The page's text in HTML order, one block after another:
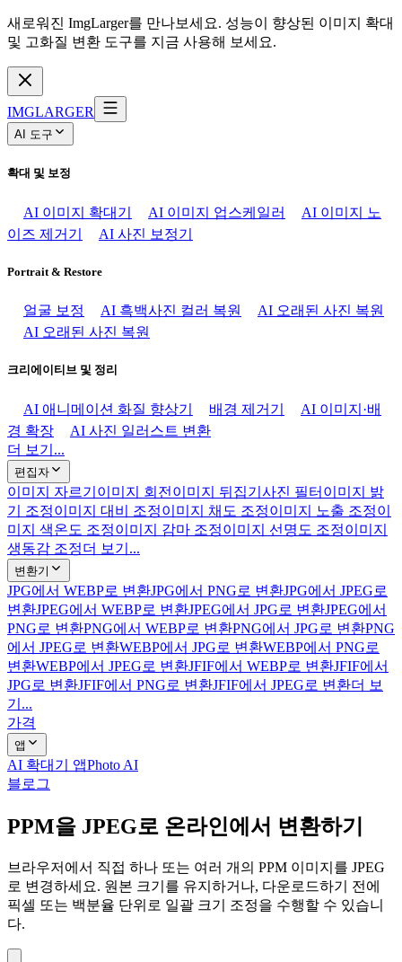
새로워진 ImgLarger를 만나보세요. 성능이 향상된 이미지 확대
및 고화질 변환 도구를 지금 사용해 보세요.
IMGLARGER
AI 도구
확대 및 보정
AI 이미지 확대기 AI 이미지 업스케일러
AI 이미지 노
이즈 제거기
AI 사진 보정기
Portrait & Restore
얼굴 보정 AI 흑백사진 컬러 복원
AI 오래된 사진 복원
AI 오래된 사진 복원
크리에이티브 및 정리
AI 애니메이션 화질 향상기 배경 제거기
AI 이미지·배
경 확장
AI 사진 일러스트 변환
더 보기...
편집자
이미지 자르기 이미지 회전 이미지 뒤집기 사진 필터 이미지 밝
기 조정이미지 대비 조정이미지 채도 조정이미지 노출 조정이
미지 색온도 조정이미지 감마 조정이미지 선명도 조정이미지
생동감 조정더 보기...
변환기
JPG에서 WEBP로 변환JPG에서 PNG로 변환JPG에서 JPEG로
변환JPEG에서 WEBP로 변환JPEG에서 JPG로 변환JPEG에서
PNG로 변환PNG에서 WEBP로 변환PNG에서 JPG로 변환PNG
에서 JPEG로 변환WEBP에서 JPG로 변환WEBP에서 PNG로
변환WEBP에서 JPEG로 변환JFIF에서 WEBP로 변환JFIF에서
JPG로 변환JFIF에서 PNG로 변환JFIF에서 JPEG로 변환더 보
기...
가격
앱
AI 확대기 앱Photo AI
블로그
PPM을 JPEG로 온라인에서 변환하기
브라우저에서 직접 하나 또는 여러 개의 PPM 이미지를 JPEG
로 변경하세요. 원본 크기를 유지하거나, 다운로드하기 전에
픽셀 또는 백분율 단위로 일괄 크기 조정을 수행할 수 있습니
다.